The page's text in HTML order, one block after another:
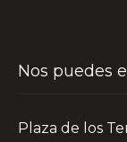
Nos puedes
Plaza de los